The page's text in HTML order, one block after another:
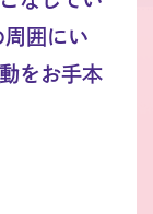
周囲にい
をお手本